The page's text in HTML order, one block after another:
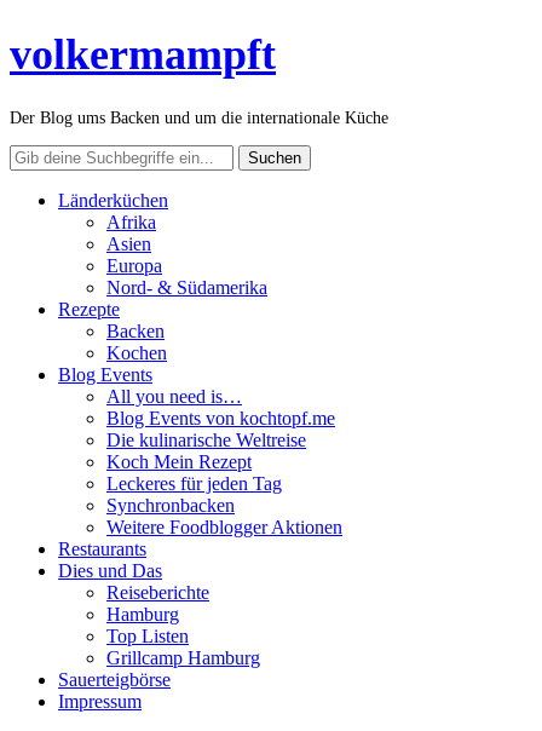
volkermampft
Der Blog ums Backen und um die internationale Küche
Länderküchen
Afrika
Asien
Europa
Nord- & Südamerika
Rezepte
Backen
Kochen
Blog Events
All you need is…
Blog Events von kochtopf.me
Die kulinarische Weltreise
Koch Mein Rezept
Leckeres für jeden Tag
Synchronbacken
Weitere Foodblogger Aktionen
Restaurants
Dies und Das
Reiseberichte
Hamburg
Top Listen
Grillcamp Hamburg
Sauerteigbörse
Impressum